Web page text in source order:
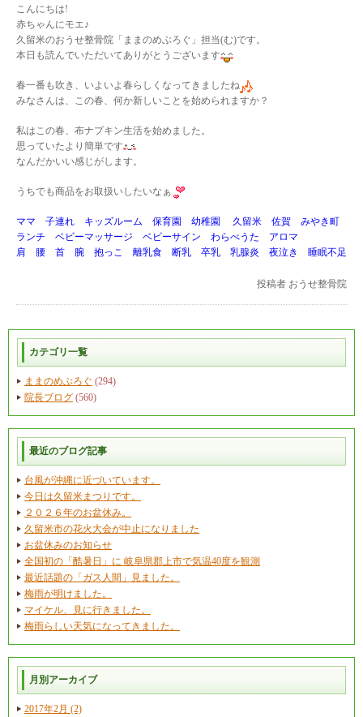
こんにちは!
赤ちゃんにモエ♪
久留米のおうせ整骨院「ままのめぶろぐ」担当(む)です。
本日も読んでいただいてありがとうございます
春一番も吹き、いよいよ春らしくなってきましたね
みなさんは、この春、何か新しいことを始められますか？
私はこの春、布ナプキン生活を始めました。
思っていたより簡単です
なんだかいい感じがします。
うちでも商品をお取扱いしたいなぁ
ママ 子連れ キッズルーム 保育園 幼稚園 久留米 佐賀 みやき町
ランチ ベビーマッサージ ベビーサイン わらべうた アロマ
肩 腰 首 腕 抱っこ 離乳食 断乳 卒乳 乳腺炎 夜泣き 睡眠不足
投稿者 おうせ整骨院
カテゴリ一覧
ままのめぶろぐ (294)
院長ブログ (560)
最近のブログ記事
台風が沖縄に近づいています。
今日は久留米まつりです。
２０２６年のお盆休み。
久留米市の花火大会が中止になりました
お盆休みのお知らせ
全国初の「酷暑日」に 岐阜県郡上市で気温40度を観測
最近話題の「ガス人間」見ました。
梅雨が明けました。
マイケル、見に行きました。
梅雨らしい天気になってきました。
月別アーカイブ
2017年2月 (2)